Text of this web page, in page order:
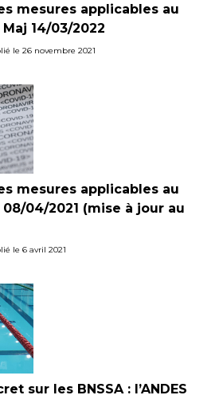
mesures applicables au
14/03/2022
le 26 novembre 2021
mesures applicables au
04/2021 (mise à jour au
le 6 avril 2021
sur les BNSSA : l’ANDES